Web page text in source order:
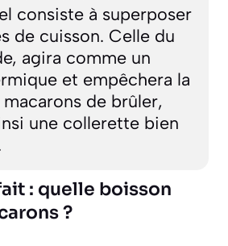
consiste à superposer
de cuisson. Celle du
agira comme un
et empêchera la
de brûler,
une collerette bien
: quelle boisson
?